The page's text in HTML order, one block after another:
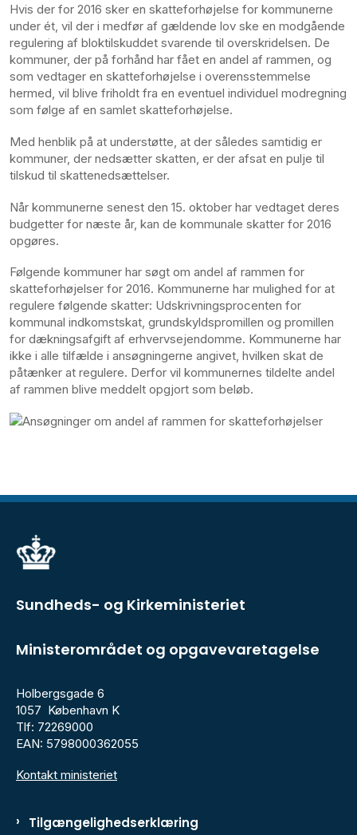
Hvis der for 2016 sker en skatteforhøjelse for kommunerne
under ét, vil der i medfør af gældende lov ske en modgående
regulering af bloktilskuddet svarende til overskridelsen. De
kommuner, der på forhånd har fået en andel af rammen, og
som vedtager en skatteforhøjelse i overensstemmelse
hermed, vil blive friholdt fra en eventuel individuel modregning
som følge af en samlet skatteforhøjelse.
Med henblik på at understøtte, at der således samtidig er
kommuner, der nedsætter skatten, er der afsat en pulje til
tilskud til skattenedsættelser.
Når kommunerne senest den 15. oktober har vedtaget deres
budgetter for næste år, kan de kommunale skatter for 2016
opgøres.
Følgende kommuner har søgt om andel af rammen for
skatteforhøjelser for 2016. Kommunerne har mulighed for at
regulere følgende skatter: Udskrivningsprocenten for
kommunal indkomstskat, grundskyldspromillen og promillen
for dækningsafgift af erhvervsejendomme. Kommunerne har
ikke i alle tilfælde i ansøgningerne angivet, hvilken skat de
påtænker at regulere. Derfor vil kommunernes tildelte andel
af rammen blive meddelt opgjort som beløb.
Sundheds- og Kirkeministeriet
Ministerområdet og opgavevaretagelse
Holbergsgade 6
1057 København K
Tlf: 72269000
EAN: 5798000362055
Kontakt ministeriet
Tilgængelighedserklæring